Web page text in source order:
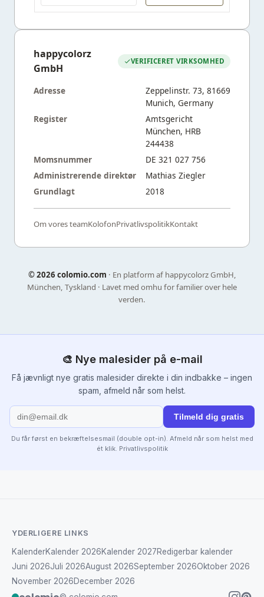
happycolorz
GmbH
VERIFICERET VIRKSOMHED
Adresse
Zeppelinstr. 73, 81669
Munich, Germany
Register
Amtsgericht
München, HRB
244438
Momsnummer
DE 321 027 756
Administrerende direktør
Mathias Ziegler
Grundlagt
2018
Om vores teamKolofonPrivatlivspolitikKontakt
©2026 colomio.com · En platform af happycolorz GmbH,
München, Tyskland · Lavet med omhu for familier over hele
verden.
🎨 Nye malesider på e-mail
Få jævnligt nye gratis malesider direkte i din indbakke – ingen
spam, afmeld når som helst.
Tilmeld dig gratis
Du får først en bekræftelsesmail (double opt-in). Afmeld når som helst med
ét klik. Privatlivspolitik
YDERLIGERE LINKS
KalenderKalender 2026Kalender 2027Redigerbar kalender
Juni 2026Juli 2026August 2026September 2026Oktober 2026
November 2026December 2026